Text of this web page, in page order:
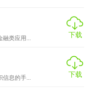
事，支持语音朗读，增
融类应用...
下载
信息的手...
下载